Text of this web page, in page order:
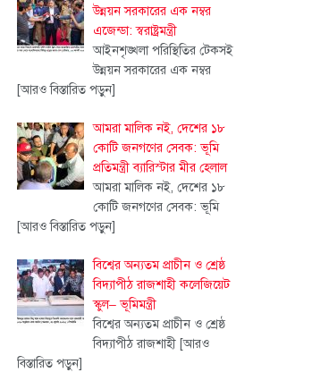
উন্নয়ন সরকারের এক নম্বর
এজেন্ডা: স্বরাষ্ট্রমন্ত্রী
আইনশৃঙ্খলা পরিস্থিতির টেকসই
উন্নয়ন সরকারের এক নম্বর
[আরও বিস্তারিত পড়ুন]
আমরা মালিক নই, দেশের ১৮
কোটি জনগণের সেবক: ভূমি
প্রতিমন্ত্রী ব্যারিস্টার মীর হেলাল
আমরা মালিক নই, দেশের ১৮
কোটি জনগণের সেবক: ভূমি
[আরও বিস্তারিত পড়ুন]
বিশ্বের অন্যতম প্রাচীন ও শ্রেষ্ঠ
বিদ্যাপীঠ রাজশাহী কলেজিয়েট
স্কুল– ভূমিমন্ত্রী
বিশ্বের অন্যতম প্রাচীন ও শ্রেষ্ঠ
বিদ্যাপীঠ রাজশাহী [আরও
বিস্তারিত পড়ুন]